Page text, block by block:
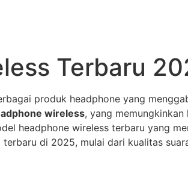
Terbaru
produk headphone yang
wireless, yang
headphone wireless terbaru yang
di 2025, mulai dari kualitas